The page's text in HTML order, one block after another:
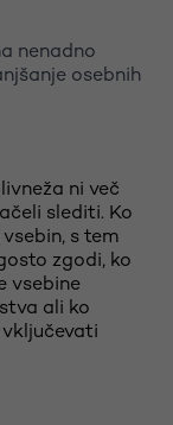
nenadno
osebnih
ni več
slediti. Ko
s tem
zgodi, ko
vsebine
ali ko